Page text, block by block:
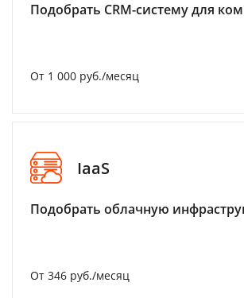
Подобрать CRM-систему для
От 1 000 руб./месяц
IaaS
Подобрать облачную
От 346 руб./месяц